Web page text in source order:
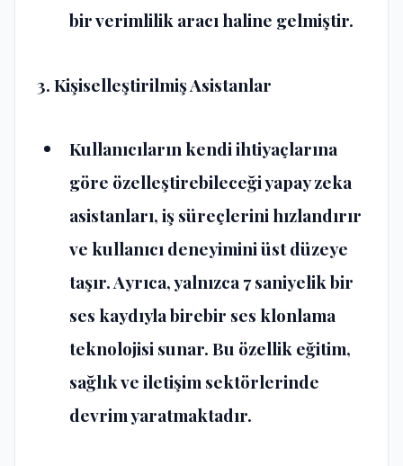
bir verimlilik aracı haline gelmiştir​​.
3. Kişiselleştirilmiş Asistanlar
Kullanıcıların kendi ihtiyaçlarına
göre özelleştirebileceği yapay zeka
asistanları, iş süreçlerini hızlandırır
ve kullanıcı deneyimini üst düzeye
taşır. Ayrıca, yalnızca7 saniyelik bir
ses kaydıyla birebir ses klonlama
teknolojisi sunar. Bu özellik eğitim,
sağlık ve iletişim sektörlerinde
devrim yaratmaktadır​​.